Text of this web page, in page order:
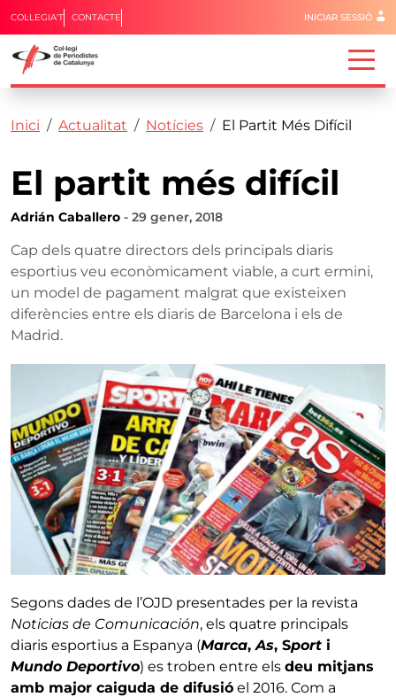
Vés al contingut
Capçalera
COL·LEGIA'T CONTACTE Menú del
INICIAR SESSIÓ
Fil d'ariadna
Inici Actualitat Notícies El Partit Més Difícil
El partit més difícil
Adrián Caballero - 29 gener, 2018
Cap dels quatre directors dels principals diaris
esportius veu econòmicament viable, a curt ermini,
un model de pagament malgrat que existeixen
diferències entre els diaris de Barcelona i els de
Madrid.
Segons dades de l’OJD presentades per la revista
Noticias de Comunicación, els quatre principals
diaris esportius a Espanya (Marca,As, Sport i
Mundo Deportivo) es troben entre els deu mitjans
amb major caiguda de difusió el 2016. Com a